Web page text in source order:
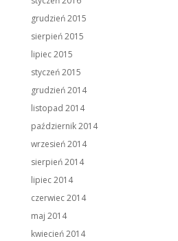
grudzień 2015
sierpień 2015
lipiec 2015
styczeń 2015
grudzień 2014
listopad 2014
październik 2014
wrzesień 2014
sierpień 2014
lipiec 2014
czerwiec 2014
maj 2014
kwiecień 2014